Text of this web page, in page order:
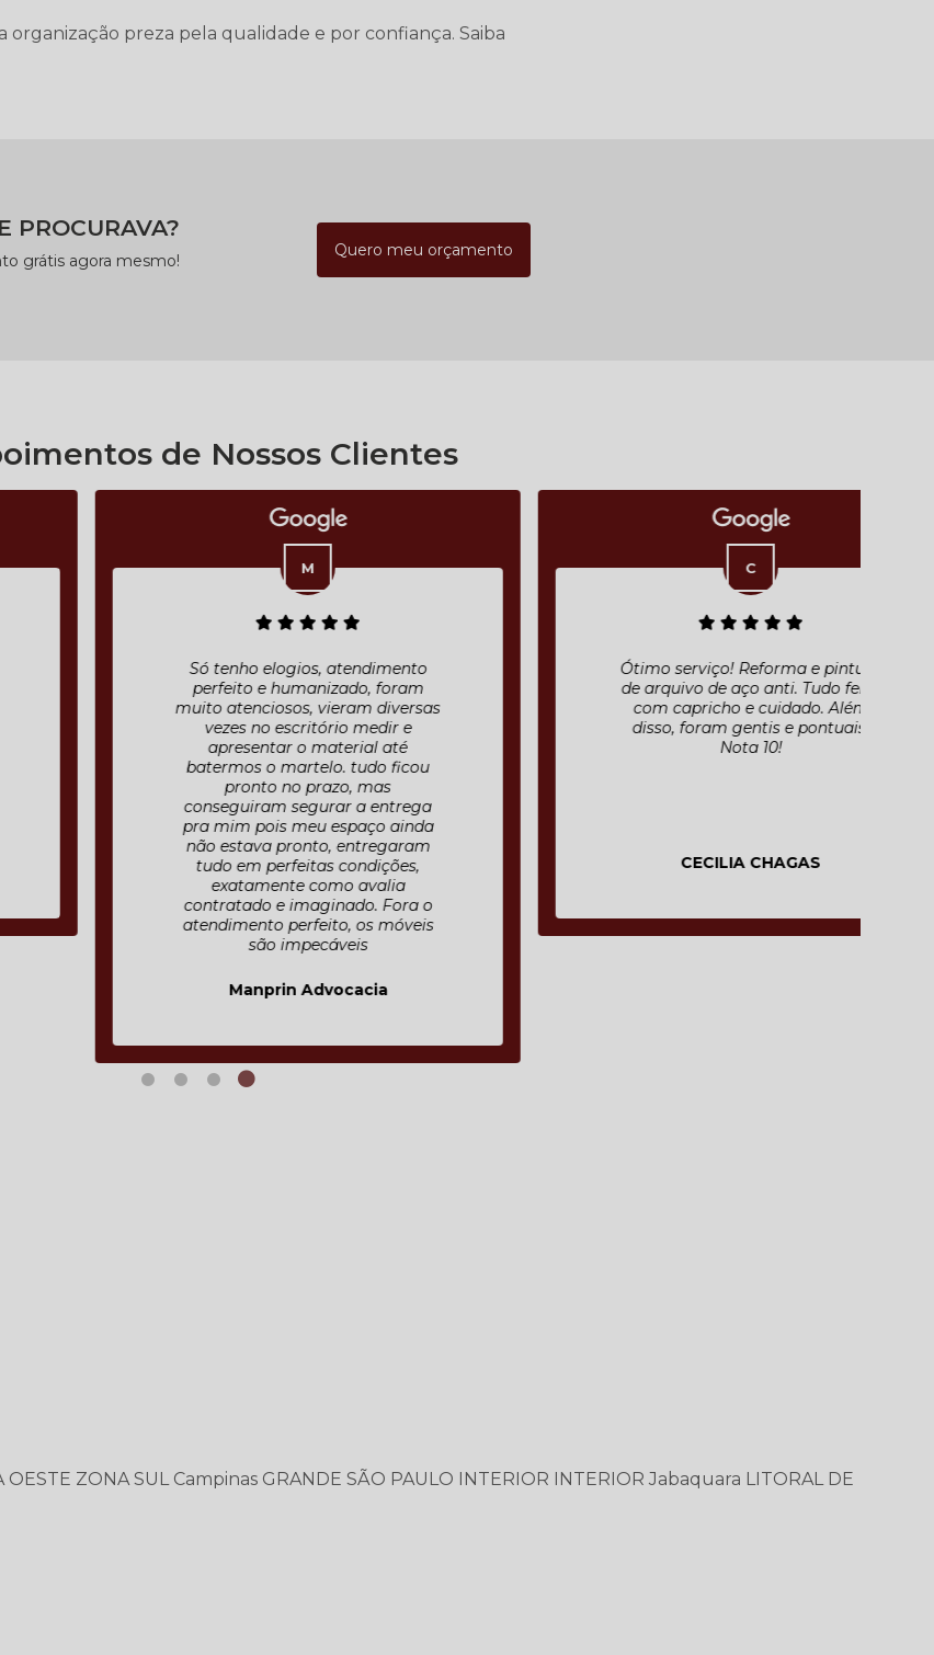
organização preza pela qualidade e por confiança. Saiba
PROCURAVA?
grátis agora mesmo!
Quero meu orçamento
de Nossos Clientes
Só tenho elogios, atendimento
perfeito e humanizado, foram
muito atenciosos, vieram diversas
vezes no escritório medir e
apresentar o material até
batermos o martelo. tudo ficou
pronto no prazo, mas
conseguiram segurar a entrega
pra mim pois meu espaço ainda
não estava pronto, entregaram
tudo em perfeitas condições,
exatamente como avalia
contratado e imaginado. Fora o
atendimento perfeito, os móveis
são impecáveis
Manprin Advocacia
Ótimo serviço! Reforma e pintura
de arquivo de aço anti. Tudo feito
com capricho e cuidado. Além
disso, foram gentis e pontuais.
CECILIA CHAGAS
OESTE ZONA SUL Campinas GRANDE SÃO PAULO INTERIOR INTERIOR Jabaquara LITORAL DE